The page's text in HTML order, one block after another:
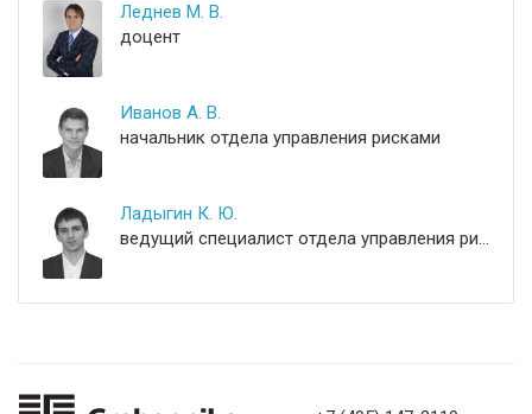
Леднев М. В.
доцент
Иванов А. В.
начальник отдела управления рисками
Ладыгин К. Ю.
ведущий специалист отдела управления рисками